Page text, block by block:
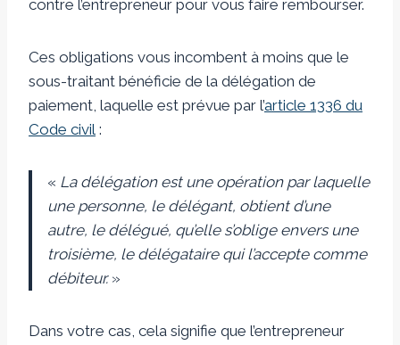
contre l’entrepreneur pour vous faire rembourser.
Ces obligations vous incombent à moins que le
sous-traitant bénéficie de la délégation de
paiement, laquelle est prévue par l’article 1336 du
Code civil :
« La délégation est une opération par laquelle
une personne, le délégant, obtient d’une
autre, le délégué, qu’elle s’oblige envers une
troisième, le délégataire qui l’accepte comme
débiteur.»
Dans votre cas, cela signifie que l’entrepreneur